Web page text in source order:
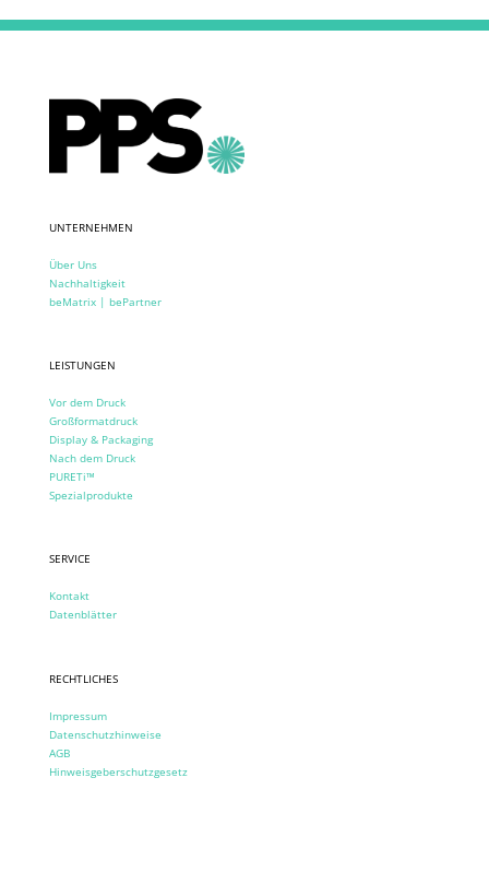
UNTERNEHMEN
Über Uns
Nachhaltigkeit
beMatrix | bePartner
LEISTUNGEN
Vor dem Druck
Großformatdruck
Display & Packaging
Nach dem Druck
PURETi™
Spezialprodukte
SERVICE
Kontakt
Datenblätter
RECHTLICHES
Impressum
Datenschutzhinweise
AGB
Hinweisgeberschutzgesetz